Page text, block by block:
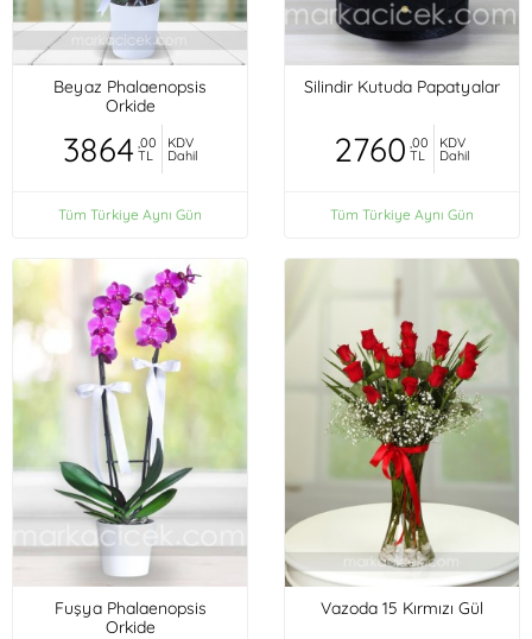
Beyaz Phalaenopsis
Orkide
3864 ,00
TL
KDV
Dahil
Tüm Türkiye Aynı Gün
Silindir Kutuda Papatyalar
2760 ,00
TL
KDV
Dahil
Tüm Türkiye Aynı Gün
Fuşya Phalaenopsis
Orkide
Vazoda 15 Kırmızı Gül